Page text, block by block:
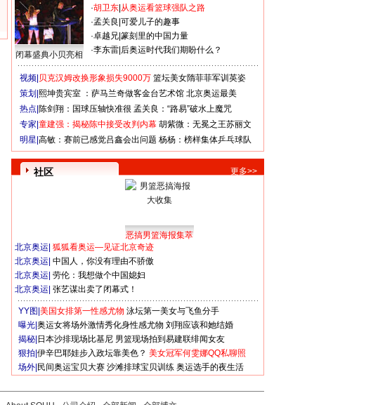
闭幕盛典小贝亮相
·胡卫东 从奥运看篮球强队之路
·孟关良 可爱儿子的趣事
·卓越兄 篆刻里的中国力量
·李东雷 后奥运时代我们期盼什么？
视频| 贝克汉姆改换形象损失9000万 篮坛美女隋菲菲军训英姿
策划| 熙坤贵宾室 ：萨马兰奇做客金台艺术馆 北京奥运最美
热点| 陈剑翔：国球压轴快准很 孟关良：“路易”破水上魔咒
专家| 童建强：揭秘陈中接受改判内幕 胡紫微：无冕之王苏丽文
明星| 高敏：赛前已感觉吕鑫会出问题 杨杨：榜样集体乒乓球队
社区 更多>>
恶搞男篮海报集萃
北京奥运 狐狐看奥运—见证北京奇迹
北京奥运 中国人，你没有理由不骄傲
北京奥运 劳伦：我想做个中国媳妇
北京奥运 张艺谋出卖了闭幕式！
YY图| 美国女排第一性感尤物 泳坛第一美女与飞鱼分手
曝光| 奥运女将场外激情秀化身性感尤物 刘翔应该和她结婚
揭秘| 日本沙排现场比基尼 男篮现场拍到易建联绯闻女友
狠拍| 伊辛巴耶娃步入政坛靠美色？ 美女冠军何雯娜QQ私聊照
场外| 民间奥运宝贝大赛 沙滩排球宝贝训练 奥运选手的夜生活